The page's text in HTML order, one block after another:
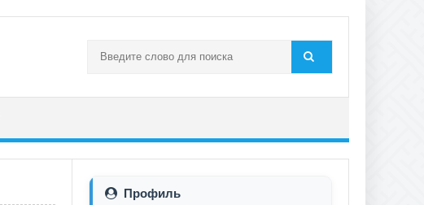
Профиль